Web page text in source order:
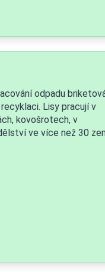
odpadu
Lisy pracují v
kovošrotech, v
ve více než 30